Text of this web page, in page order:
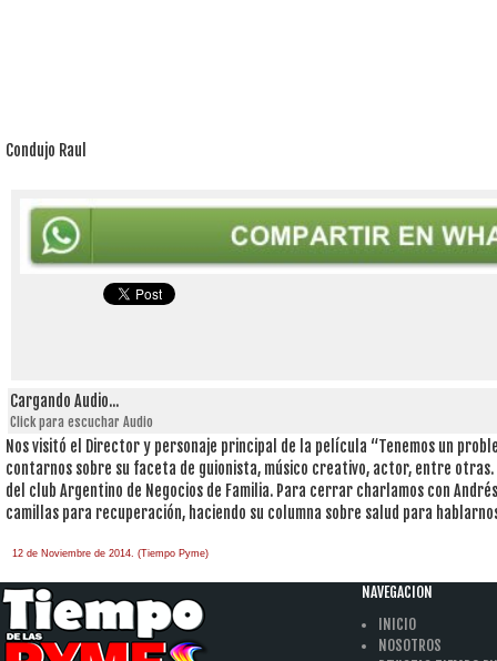
Condujo Raul
Cargando Audio...
Click para escuchar Audio
Nos visitó el Director y personaje principal de la película “Tenemos un
contarnos sobre su faceta de guionista, músico creativo, actor, entre
del club Argentino de Negocios de Familia. Para cerrar charlamos con
camillas para recuperación, haciendo su columna sobre salud para
12 de Noviembre de 2014. (Tiempo Pyme)
NAVEGACION
INICIO
NOSOTROS